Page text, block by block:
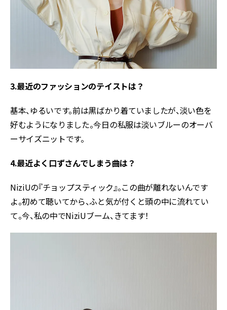
3.最近のファッションのテイストは？
基本、ゆるいです。前は黒ばかり着ていましたが、淡い色を
好むようになりました。今日の私服は淡いブルーのオーバ
ーサイズニットです。
4.最近よく口ずさんでしまう曲は？
NiziUの『チョップスティック』。この曲が離れないんです
よ。初めて聴いてから、ふと気が付くと頭の中に流れてい
て。今、私の中でNiziUブーム、きてます！